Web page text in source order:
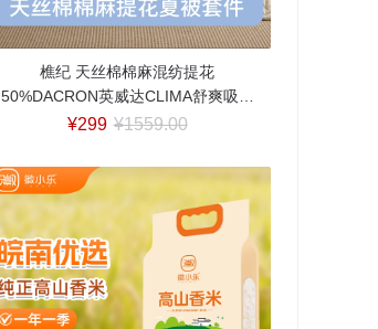
樵纪 天丝棉棉麻混纺提花
50%DACRON英威达CLIMA舒爽吸湿
排汗纤维夏被/四件套 单双人空调被芯
¥299 ¥1559.00